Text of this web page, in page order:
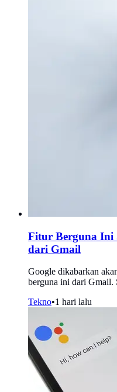
Fitur Berguna Ini
dari Gmail
Google dikabarkan
berguna ini dari Gmail.
Tekno•1 hari lalu